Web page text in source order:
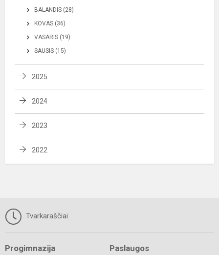
BALANDIS (28)
KOVAS (36)
VASARIS (19)
SAUSIS (15)
2025
2024
2023
2022
Tvarkaraščiai
Progimnazija Paslaugos